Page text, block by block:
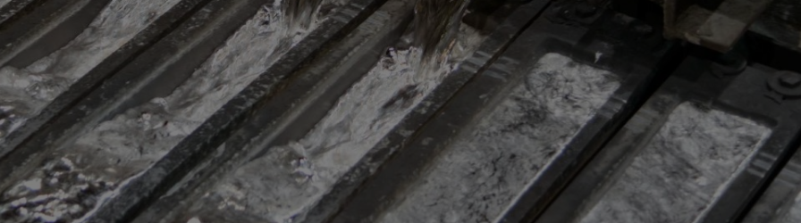
Valvotut tietoturvatuhoukset
Virkapukujen ja työvaatteiden tietoturvallinen kierrätys
Yliopistot ja tutkimuspalvelut​
Rakentaminen ja infrastruktuuri
Arkaluontoisten dokumenttien tuhous
Elektroniikan tietoturvaratkaisut
Luotettavat kuljetuskumppanit
Muut käsittelypalvelut
Sähkö ja energia
Akkujen kierrätys
Asbestijätteen käsittely ja loppusijoitus
Elektroniikan tietoturvaratkaisut
Kaapeleiden kierrätys